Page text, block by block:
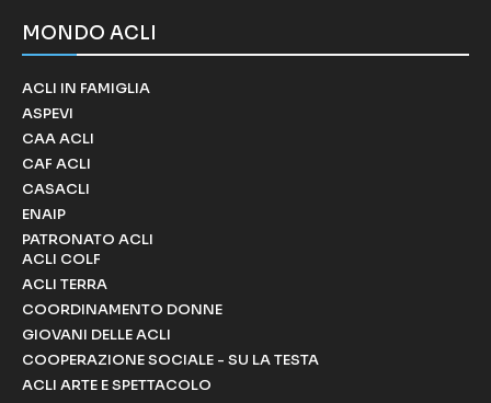
MONDO ACLI
ACLI IN FAMIGLIA
ASPEVI
CAA ACLI
CAF ACLI
CASACLI
ENAIP
PATRONATO ACLI
ACLI COLF
ACLI TERRA
COORDINAMENTO DONNE
GIOVANI DELLE ACLI
COOPERAZIONE SOCIALE - SU LA TESTA
ACLI ARTE E SPETTACOLO